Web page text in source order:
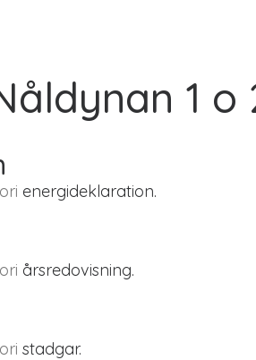
1 o
energideklaration.
årsredovisning.
stadgar.